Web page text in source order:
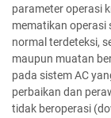
parameter operasi
mematikan operasi
normal terdeteksi,
maupun muatan
pada sistem AC
perbaikan dan
tidak beroperasi